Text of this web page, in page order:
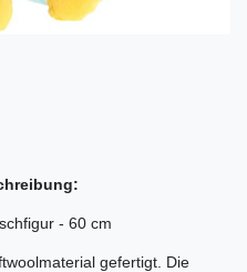
- 60 cm
gefertigt. Die